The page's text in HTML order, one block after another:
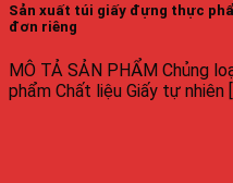
Sản xuất túi giấy đựng thực
đơn riêng
MÔ TẢ SẢN PHẨM Chủng
phẩm Chất liệu Giấy tự nhiên